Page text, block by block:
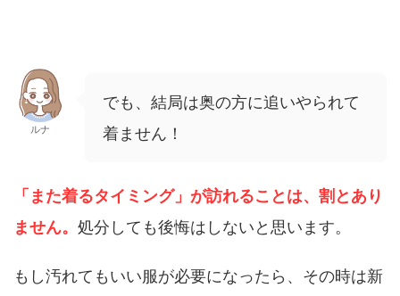
ルナ
でも、結局は奥の方に追いやられて
着ません！
「また着るタイミング」が訪れることは、割とあり
ません。 処分しても後悔はしないと思います。
もし汚れてもいい服が必要になったら、その時は新